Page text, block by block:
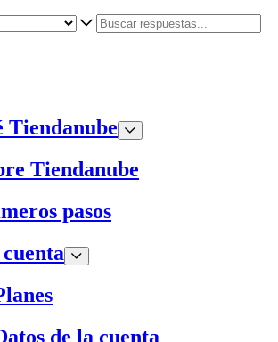
Tiendanube
Tiendanube
pasos
de la cuenta